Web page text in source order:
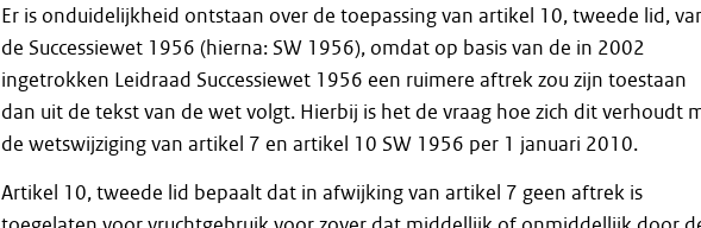
Er is onduidelijkheid ontstaan over de toepassing van artikel 10, tweede lid,
de Successiewet 1956 (hierna: SW 1956), omdat op basis van de in 2002
ingetrokken Leidraad Successiewet 1956 een ruimere aftrek zou zijn toestaan
dan uit de tekst van de wet volgt. Hierbij is het de vraag hoe zich dit verhoudt
de wetswijziging van artikel 7 en artikel 10 SW 1956 per 1 januari 2010.
Artikel 10, tweede lid bepaalt dat in afwijking van artikel 7 geen aftrek is